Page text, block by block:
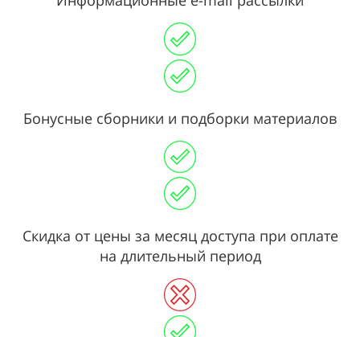
Бонусные сборники и подборки материалов
Скидка от цены за месяц доступа при оплате
на длительный период